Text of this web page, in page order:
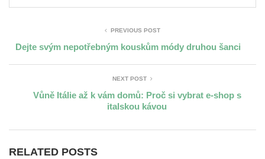
PREVIOUS POST
Dejte svým nepotřebným kouskům módy druhou šanci
NEXT POST
Vůně Itálie až k vám domů: Proč si vybrat e-shop s
italskou kávou
RELATED POSTS